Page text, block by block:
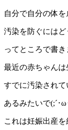
自分で自分の体を
汚染を防ぐにはど
ってところで書
最近の赤ちゃん
すでに汚染されて
あるみたいで(;´･ω
これは妊娠出産